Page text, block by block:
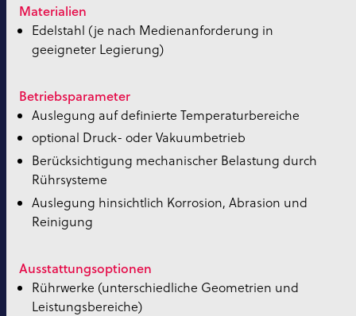
Materialien
Edelstahl (je nach Medienanforderung in
geeigneter Legierung)
Betriebsparameter
Auslegung auf definierte Temperaturbereiche
optional Druck- oder Vakuumbetrieb
Berücksichtigung mechanischer Belastung durch
Rührsysteme
Auslegung hinsichtlich Korrosion, Abrasion und
Reinigung
Ausstattungsoptionen
Rührwerke (unterschiedliche Geometrien und
Leistungsbereiche)